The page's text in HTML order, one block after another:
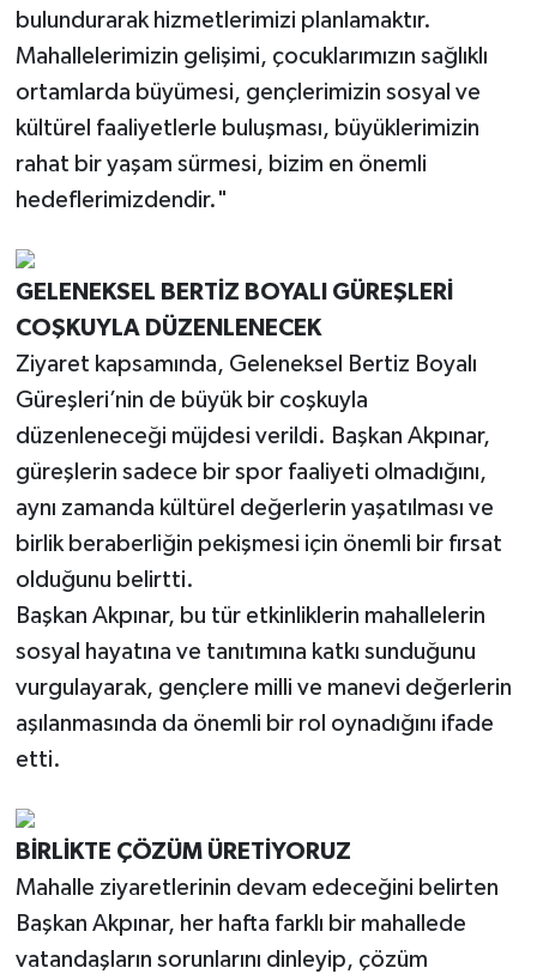
bulundurarak hizmetlerimizi planlamaktır.
Mahallelerimizin gelişimi, çocuklarımızın sağlıklı
ortamlarda büyümesi, gençlerimizin sosyal ve
kültürel faaliyetlerle buluşması, büyüklerimizin
rahat bir yaşam sürmesi, bizim en önemli
hedeflerimizdendir."
GELENEKSEL BERTİZ BOYALI GÜREŞLERİ
COŞKUYLA DÜZENLENECEK
Ziyaret kapsamında, Geleneksel Bertiz Boyalı
Güreşleri’nin de büyük bir coşkuyla
düzenleneceği müjdesi verildi. Başkan Akpınar,
güreşlerin sadece bir spor faaliyeti olmadığını,
aynı zamanda kültürel değerlerin yaşatılması ve
birlik beraberliğin pekişmesi için önemli bir fırsat
olduğunu belirtti.
Başkan Akpınar, bu tür etkinliklerin mahallelerin
sosyal hayatına ve tanıtımına katkı sunduğunu
vurgulayarak, gençlere milli ve manevi değerlerin
aşılanmasında da önemli bir rol oynadığını ifade
etti.
BİRLİKTE ÇÖZÜM ÜRETİYORUZ
Mahalle ziyaretlerinin devam edeceğini belirten
Başkan Akpınar, her hafta farklı bir mahallede
vatandaşların sorunlarını dinleyip, çözüm